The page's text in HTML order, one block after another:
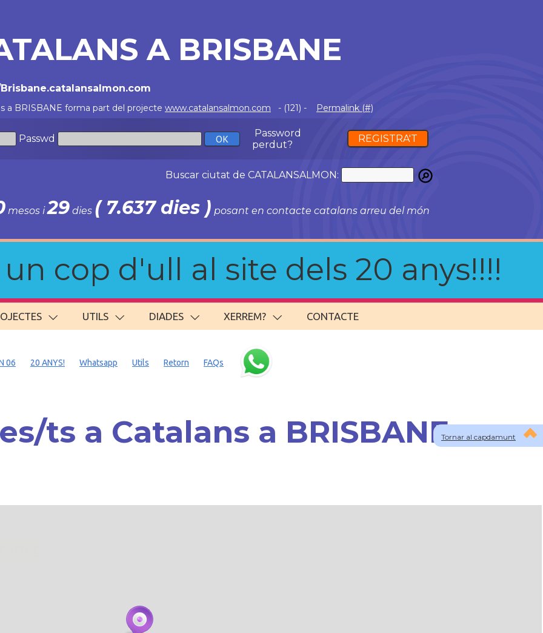
A BRISBANE
a BRISBANE forma part del projecte www.catalansalmon.com - (121) - Permalink (#)
Passwd
Password
perdut?
REGISTRA'T
Buscar ciutat de CATALANSALMON:
mesos i29dies ( 7.637 dies ) posant en contacte catalans arreu del món
cop d'ull al site dels 20 anys!!!!
UTILS DIADES XERREM? CONTACTE
Tornar al capdamunt
06 20 ANYS! Whatsapp Utils Retorn FAQs
ts a Catalans a BRISBANE